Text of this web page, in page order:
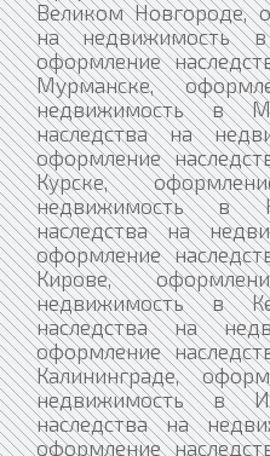
Великом Новгороде,
на недвижимость
оформление
Мурманске,
недвижимость в
наследства на
оформление
Курске,
недвижимость в
наследства на
оформление
Кирове,
недвижимость в
наследства на
оформление
Калининграде,
недвижимость в
наследства на
оформление